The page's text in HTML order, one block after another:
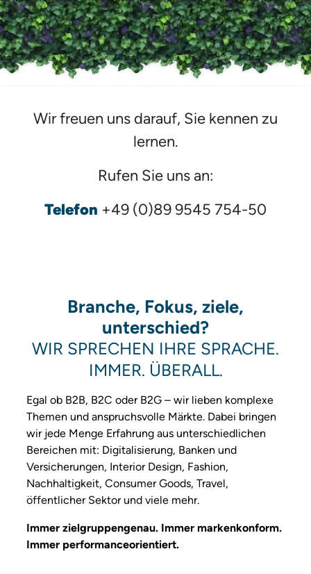
Wir freuen uns darauf, Sie kennen zu
lernen.
Rufen Sie uns an:
Telefon +49 (0)89 9545 754-50
Branche, Fokus, ziele,
unterschied?
WIR SPRECHEN IHRE SPRACHE.
IMMER. ÜBERALL.
Egal ob B2B, B2C oder B2G – wir lieben komplexe
Themen und anspruchsvolle Märkte. Dabei bringen
wir jede Menge Erfahrung aus unterschiedlichen
Bereichen mit: Digitalisierung, Banken und
Versicherungen, Interior Design, Fashion,
Nachhaltigkeit, Consumer Goods, Travel,
öffentlicher Sektor und viele mehr.
Immer zielgruppengenau. Immer markenkonform.
Immer performanceorientiert.